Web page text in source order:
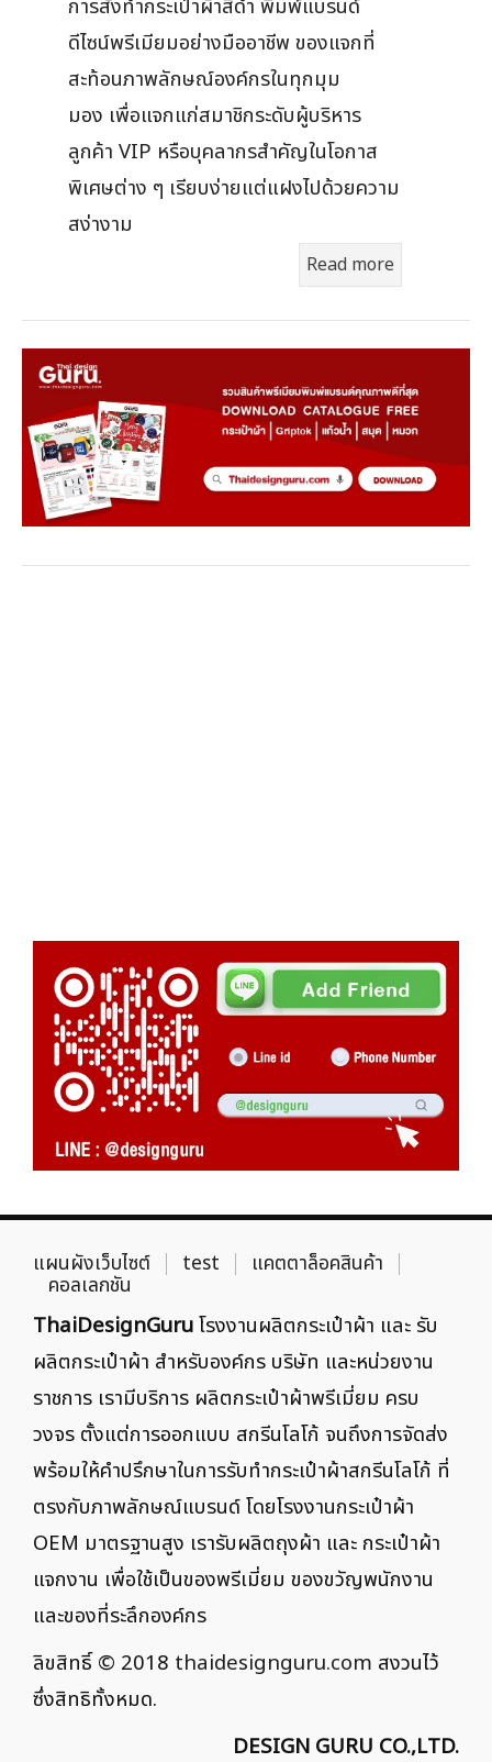
การสั่งทำกระเป๋าผ้าสีดำ พิมพ์แบรนด์
ดีไซน์พรีเมียมอย่างมืออาชีพ ของแจกที่
สะท้อนภาพลักษณ์องค์กรในทุกมุม
มอง เพื่อแจกแก่สมาชิกระดับผู้บริหาร
ลูกค้า VIP หรือบุคลากรสำคัญในโอกาส
พิเศษต่าง ๆ เรียบง่ายแต่แฝงไปด้วยความ
สง่างาม
Read more
แผนผังเว็บไซต์ test แคตตาล็อคสินค้า
คอลเลกชัน
ThaiDesignGuruโรงงานผลิตกระเป๋าผ้า และ รับ
ผลิตกระเป๋าผ้า สำหรับองค์กร บริษัท และหน่วยงาน
ราชการ เรามีบริการ ผลิตกระเป๋าผ้าพรีเมี่ยม ครบ
วงจร ตั้งแต่การออกแบบ สกรีนโลโก้ จนถึงการจัดส่ง
พร้อมให้คำปรึกษาในการรับทำกระเป๋าผ้าสกรีนโลโก้ ที่
ตรงกับภาพลักษณ์แบรนด์ โดยโรงงานกระเป๋าผ้า
OEM มาตรฐานสูง เรารับผลิตถุงผ้า และ กระเป๋าผ้า
แจกงาน เพื่อใช้เป็นของพรีเมี่ยม ของขวัญพนักงาน
และของที่ระลึกองค์กร
ลิขสิทธิ์ © 2018 thaidesignguru.com สงวนไว้
ซึ่งสิทธิทั้งหมด.
DESIGN GURU CO.,LTD.